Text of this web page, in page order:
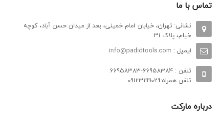
تماس با ما
نشانی: تهران، خیابان امام خمینی، بعد از میدان حسن آباد، کوچه
خیام، پلاک 31
ایمیل : info@padidtools.com
تلفن : 66958384-66958383
تلفن همراه:09123199029
درباره مارکت